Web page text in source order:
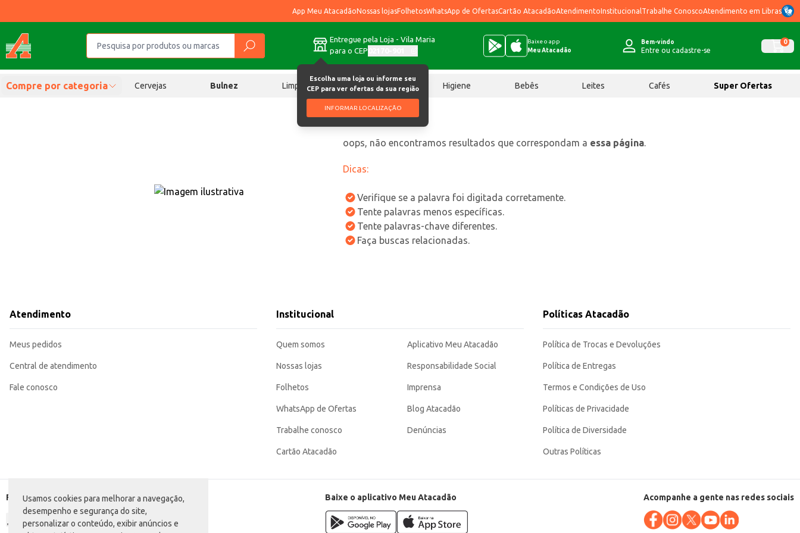
Usamos cookies para melhorar a navegação,
desempenho e segurança do site,
personalizar o conteúdo, exibir anúncios e
App Meu AtacadãoNossas lojasFolhetosWhatsApp de OfertasCartão AtacadãoAtendimentoInstitucional Trabalhe ConoscoAtendimento em Libras
Entregue pela Loja - Vila Maria
para o CEP
Escolha uma loja ou informe seu
CEP para ver ofertas da sua região
INFORMAR LOCALIZAÇÃO
Baixe o app
Meu Atacadão
Bem-vindo
Entre ou cadastre-se
0
Compre por categoria Cervejas Bulnez Limpeza Chocolates Higiene Bebês Leites Cafés Super Ofertas
oops, não encontramos resultados que correspondam a essa página.
Dicas:
Verifique se a palavra foi digitada corretamente.
Tente palavras menos específicas.
Tente palavras-chave diferentes.
Faça buscas relacionadas.
Atendimento
Meus pedidos
Central de atendimento
Fale conosco
Institucional
Quem somos
Nossas lojas
Folhetos
WhatsApp de Ofertas
Trabalhe conosco
Cartão Atacadão
Aplicativo Meu Atacadão
Responsabilidade Social
Imprensa
Blog Atacadão
Denúncias
Políticas Atacadão
Política de Trocas e Devoluções
Política de Entregas
Termos e Condições de Uso
Políticas de Privacidade
Política de Diversidade
Outras Políticas
Formas de pagamento Baixe o aplicativo Meu Atacadão Acompanhe a gente nas redes sociais